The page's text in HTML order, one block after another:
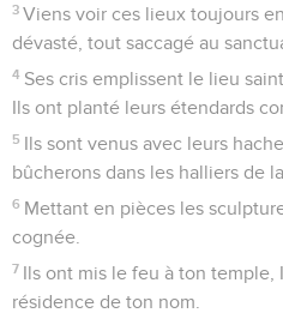
3 Viens voir ces lieux toujours
dévasté, tout saccagé au
4 Ses cris emplissent le lieu
Ils ont planté leurs étendards
5 Ils sont venus avec leurs
bûcherons dans les halliers de
6 Mettant en pièces les
cognée.
7 Ils ont mis le feu à ton temple,
résidence de ton nom.